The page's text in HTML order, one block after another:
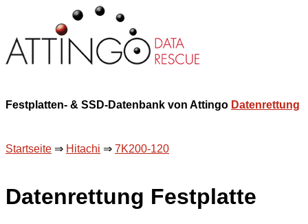
Festplatten- & SSD-Datenbank von Attingo Datenrettung
Startseite ⇒ Hitachi ⇒ 7K200-120
Datenrettung Festplatte